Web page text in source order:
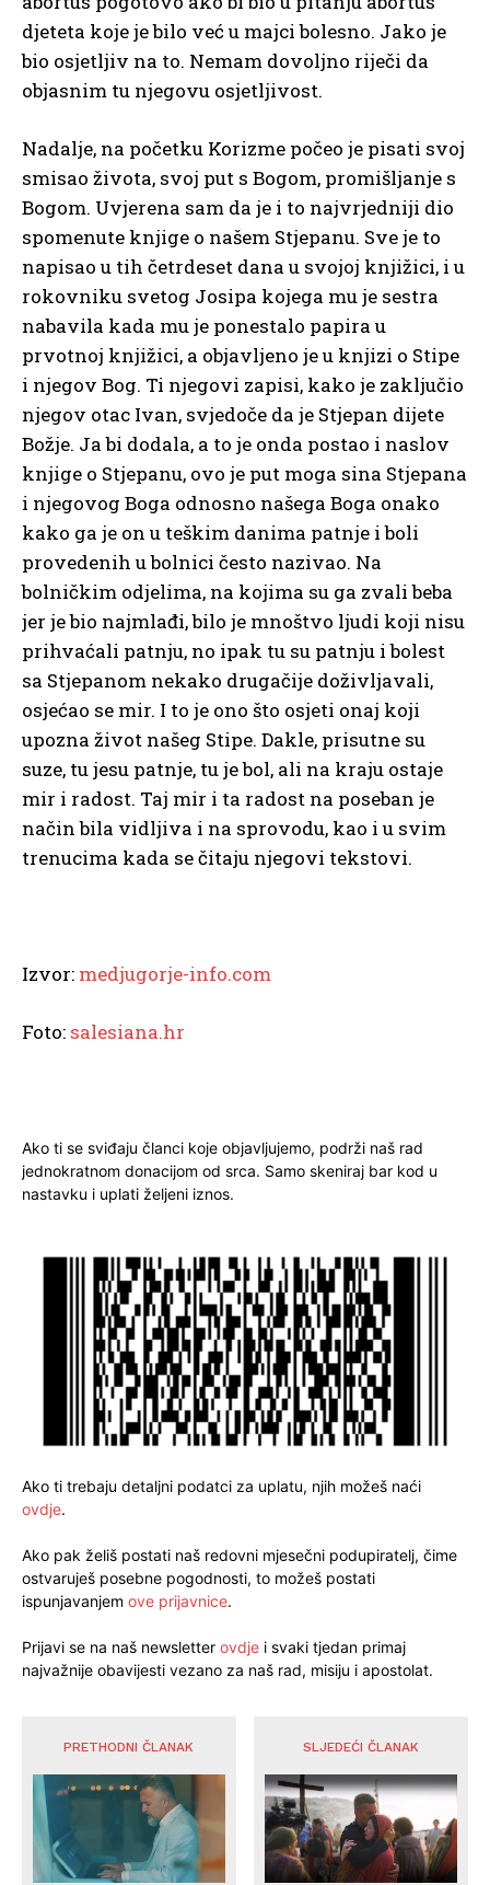
djeteta koje je bilo već u majci bolesno. Jako je
bio osjetljiv na to. Nemam dovoljno riječi da
objasnim tu njegovu osjetljivost.
Nadalje, na početku Korizme počeo je pisati svoj
smisao života, svoj put s Bogom, promišljanje s
Bogom. Uvjerena sam da je i to najvrjedniji dio
spomenute knjige o našem Stjepanu. Sve je to
napisao u tih četrdeset dana u svojoj knjižici, i u
rokovniku svetog Josipa kojega mu je sestra
nabavila kada mu je ponestalo papira u
prvotnoj knjižici, a objavljeno je u knjizi o Stipe
i njegov Bog. Ti njegovi zapisi, kako je zaključio
njegov otac Ivan, svjedoče da je Stjepan dijete
Božje. Ja bi dodala, a to je onda postao i naslov
knjige o Stjepanu, ovo je put moga sina Stjepana
i njegovog Boga odnosno našega Boga onako
kako ga je on u teškim danima patnje i boli
provedenih u bolnici često nazivao. Na
bolničkim odjelima, na kojima su ga zvali beba
jer je bio najmlađi, bilo je mnoštvo ljudi koji nisu
prihvaćali patnju, no ipak tu su patnju i bolest
sa Stjepanom nekako drugačije doživljavali,
osjećao se mir. I to je ono što osjeti onaj koji
upozna život našeg Stipe. Dakle, prisutne su
suze, tu jesu patnje, tu je bol, ali na kraju ostaje
mir i radost. Taj mir i ta radost na poseban je
način bila vidljiva i na sprovodu, kao i u svim
trenucima kada se čitaju njegovi tekstovi.
Izvor: medjugorje-info.com
Foto: salesiana.hr
Ako ti se sviđaju članci koje objavljujemo, podrži naš rad
jednokratnom donacijom od srca. Samo skeniraj bar kod u
nastavku i uplati željeni iznos.
Ako ti trebaju detaljni podatci za uplatu, njih možeš naći
ovdje.
Ako pak želiš postati naš redovni mjesečni podupiratelj, čime
ostvaruješ posebne pogodnosti, to možeš postati
ispunjavanjem ove prijavnice.
Prijavi se na naš newsletter ovdje i svaki tjedan primaj
najvažnije obavijesti vezano za naš rad, misiju i apostolat.
PRETHODNI ČLANAK SLJEDEĆI ČLANAK